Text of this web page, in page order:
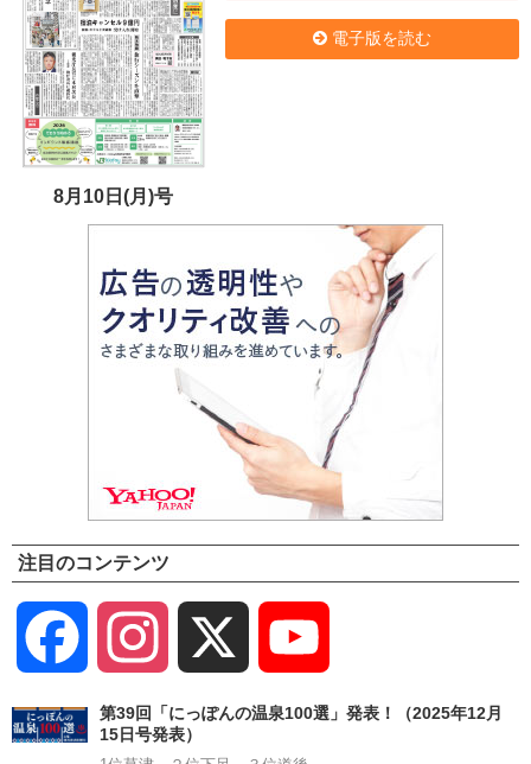
8月10日(月)号
電子版を読む
注目のコンテンツ
Facebook Instagram
Channel
第39回「にっぽんの温泉100選」発表！（2025年12月
15日号発表）